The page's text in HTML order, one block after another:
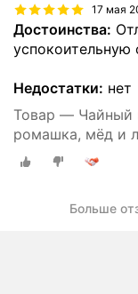
17 мая
Достоинства:
успокоительную
Недостатки: нет
Товар — Чайный
ромашка, мёд и
Больше